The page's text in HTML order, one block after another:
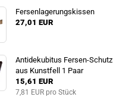
Fersenlagerungskissen
27,01 EUR
Antidekubitus Fersen-Schutz
aus Kunstfell 1 Paar
15,61 EUR
7,81 EUR pro Stück